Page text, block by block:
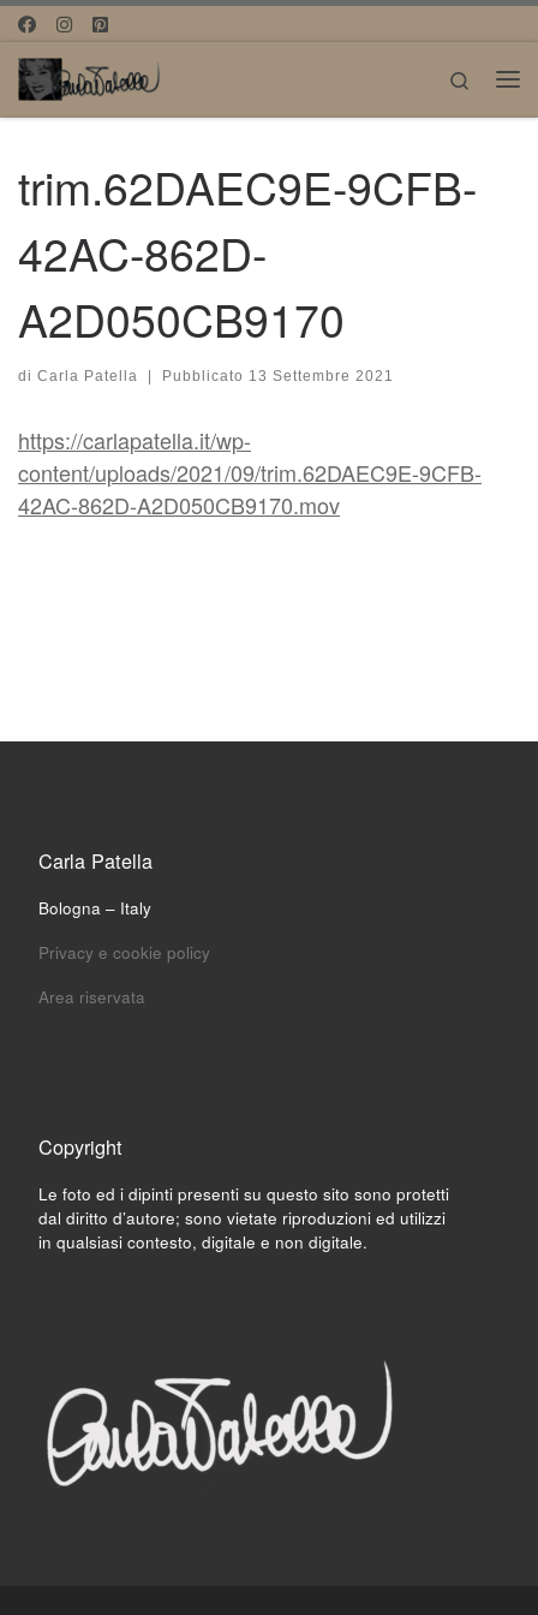
Passa al contenuto
Search
trim.62DAEC9E-9CFB-
42AC-862D-
A2D050CB9170
di Carla Patella Pubblicato 13 Settembre 2021
https://carlapatella.it/wp-
content/uploads/2021/09/trim.62DAEC9E-9CFB-
42AC-862D-A2D050CB9170.mov
Carla Patella
Bologna – Italy
Privacy e cookie policy
Area riservata
Copyright
Le foto ed i dipinti presenti su questo sito sono protetti
dal diritto d’autore; sono vietate riproduzioni ed utilizzi
in qualsiasi contesto, digitale e non digitale.